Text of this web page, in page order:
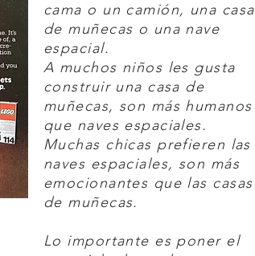
cama o un camión, una casa
de muñecas o una nave
espacial.
A muchos niños les gusta
construir una casa de
muñecas, son más humanos
que naves espaciales.
Muchas chicas prefieren las
naves espaciales, son más
emocionantes que las casas
de muñecas.
Lo importante es poner el